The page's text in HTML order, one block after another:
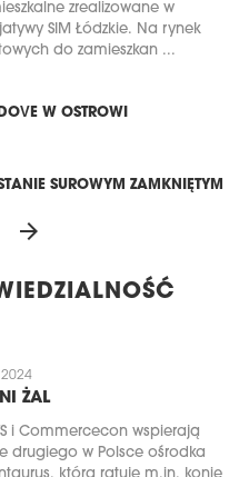
zrealizowane w
SIM Łódzkie. Na rynek
do zamieszkan ...
W OSTROWI
SUROWYM ZAMKNIĘTYM
arrow_forward
ŻAL
i Commercecon wspierają
drugiego w Polsce ośrodka